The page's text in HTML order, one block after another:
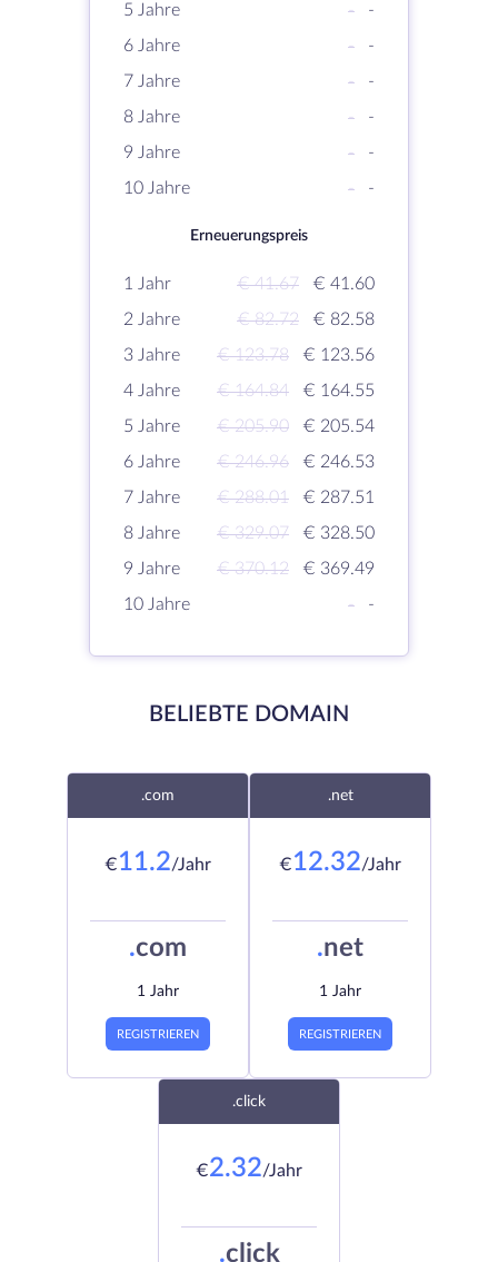
5 Jahre
-
-
6 Jahre
-
-
7 Jahre
-
-
8 Jahre
-
-
9 Jahre
-
-
10 Jahre
- -
Erneuerungspreis
1 Jahr € 41.67
€ 41.60
2 Jahre
€ 82.72
€ 82.58
3 Jahre
€ 123.78
€ 123.56
4 Jahre
€ 164.84
€ 164.55
5 Jahre
€ 205.90
€ 205.54
6 Jahre
€ 246.96
€ 246.53
7 Jahre
€ 288.01
€ 287.51
8 Jahre
€ 329.07
€ 328.50
9 Jahre
€ 370.12
€ 369.49
10 Jahre
- -
BELIEBTE DOMAIN
.com
€11.2/Jahr
.com
1 Jahr
REGISTRIEREN
.net
€12.32/Jahr
.net
1 Jahr
REGISTRIEREN
.click
€2.32/Jahr
.click